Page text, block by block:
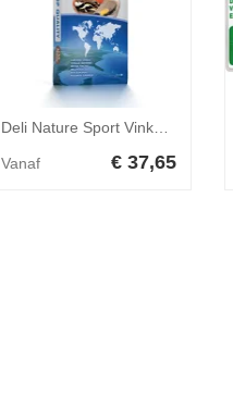
Deli Nature Sport Vinken Nummer 92 20 kg
Vanaf € 37,65